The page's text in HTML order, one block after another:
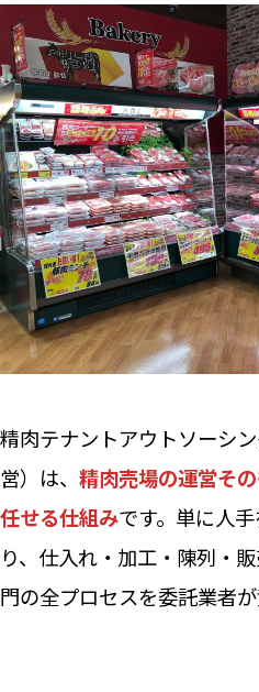
精肉テナントアウトソーシ
営）は、 精肉売場の運営そ
任せる仕組みです。単に人
り、仕入れ・加工・陳列・
門の全プロセスを委託業者